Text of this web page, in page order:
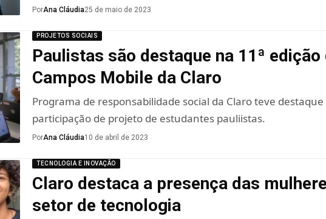
PorAna Cláudia25 de maio de 2023
PROJETOS SOCIAIS
Paulistas são destaque na 11ª edição
Campos Mobile da Claro
Programa de responsabilidade social da Claro teve destaque
participação de projeto de estudantes pauliistas.
PorAna Cláudia10 de abril de 2023
TECNOLOGIA E INOVAÇÃO
Claro destaca a presença das
setor de tecnologia